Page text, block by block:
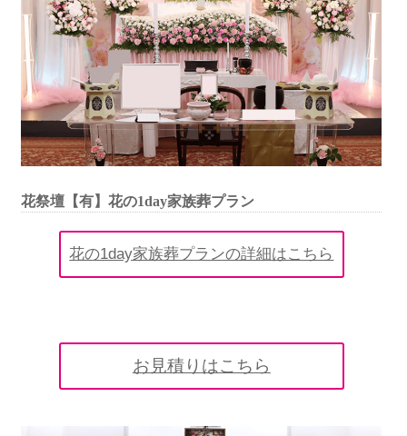
花祭壇【有】花の1day家族葬プラン
花の1day家族葬プランの詳細はこちら
お見積りはこちら